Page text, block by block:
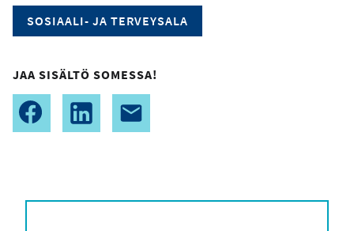
SOSIAALI- JA TERVEYSALA
JAA SISÄLTÖ SOMESSA!